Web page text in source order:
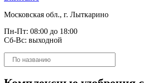
Московская обл., г. Лыткарино
Пн-Пт: 08:00 до 18:00
Сб-Вс: выходной
Поиск
товаров